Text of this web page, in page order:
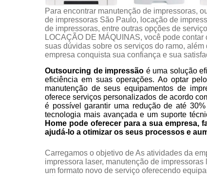
Para encontrar manutenção de impressoras,
de impressoras São Paulo, locação de
de impressoras, entre outras opções de
LOCAÇÃO DE MÁQUINAS, você pode
suas dúvidas sobre os serviços do ramo,
empresa conquista sua confiança e sua
Outsourcing de impressão é uma solução
eficiência em suas operações. Ao optar
manutenção de seus equipamentos de
oferece serviços personalizados de acordo
é possível garantir uma redução de até
tecnologia mais avançada e um suporte
Home pode oferecer para a sua empresa,
ajudá-lo a otimizar os seus processos e
Carregamos o objetivo de As atividades da
impressora laser, manutenção de
um formato novo de serviço oferecendo